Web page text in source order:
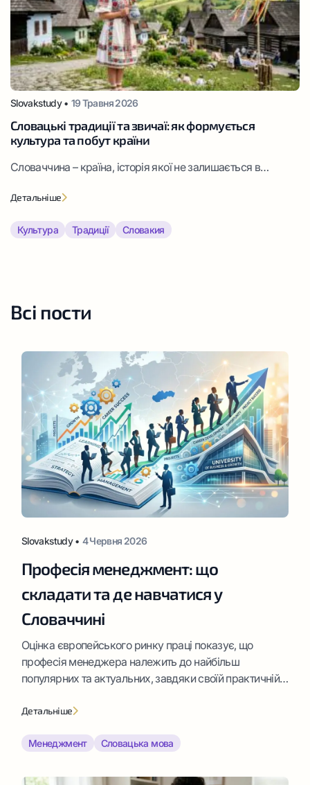
Slovakstudy • 19 Травня 2026
Словацькі традиції та звичаї: як формується
культура та побут країни
Словаччина – країна, історія якої не залишається в
Культура проявляється у дрібницях – від щирого
Детальніше
Культура Традиції Словакия
Всі пости
Slovakstudy • 4 Червня 2026
Професія менеджмент: що
складати та де навчатися у
Словаччині
Оцінка європейського ринку праці показує, що
професія менеджера належить до найбільш
популярних та актуальних, завдяки своїй практичній
ефективних управлінців потребує кожен сучасний
Детальніше
Менеджмент Словацька мова